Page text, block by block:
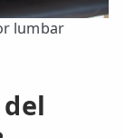
lumbar